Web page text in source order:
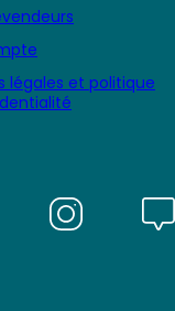
légales et politique